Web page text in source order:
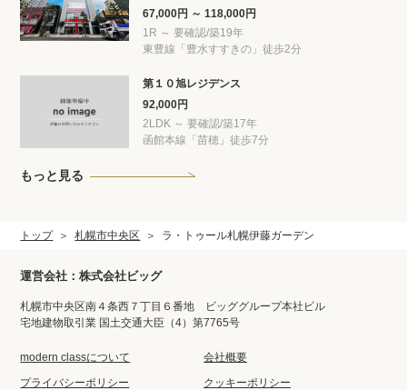
67,000円 ～ 118,000円
1R ～ 要確認/築19年
東豊線「豊水すすきの」徒歩2分
第１０旭レジデンス
92,000円
2LDK ～ 要確認/築17年
函館本線「苗穂」徒歩7分
もっと見る
トップ 札幌市中央区 ラ・トゥール札幌伊藤ガーデン
運営会社：株式会社ビッグ
札幌市中央区南４条西７丁目６番地 ビッググループ本社ビル
宅地建物取引業 国土交通大臣（4）第7765号
modern classについて
会社概要
プライバシーポリシー
クッキーポリシー